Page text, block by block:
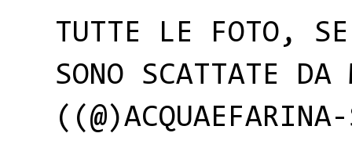
TUTTE LE FOTO,
SONO SCATTATE